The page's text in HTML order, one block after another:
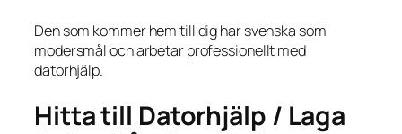
Den som kommer hem till dig har svenska som
modersmål och arbetar professionellt med
datorhjälp.
Hitta till Datorhjälp / Laga